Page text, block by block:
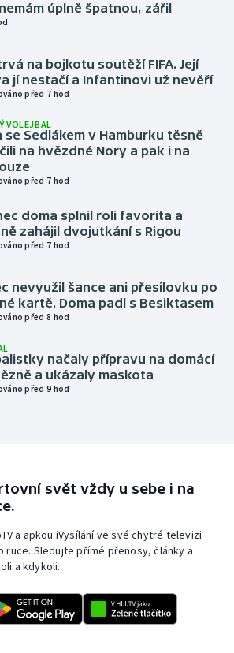
úplně špatnou, zářil
trvá na bojkotu soutěží FIFA. Její
jí nestačí a Infantinovi už nevěří
před 7 hod
VOLEJBAL
se Sedlákem v Hamburku těsně
na hvězdné Nory a pak i na
před 7 hod
doma splnil roli favorita a
zahájil dvojutkání s Rigou
před 7 hod
nevyužil šance ani přesilovku po
kartě. Doma padl s Besiktasem
před 8 hod
načaly přípravu na domácí
a ukázaly maskota
před 9 hod
svět vždy u sebe i na
a apkou iVysílání ve své chytré televizi
ruce. Sledujte přímé přenosy, články a
a kdykoli.